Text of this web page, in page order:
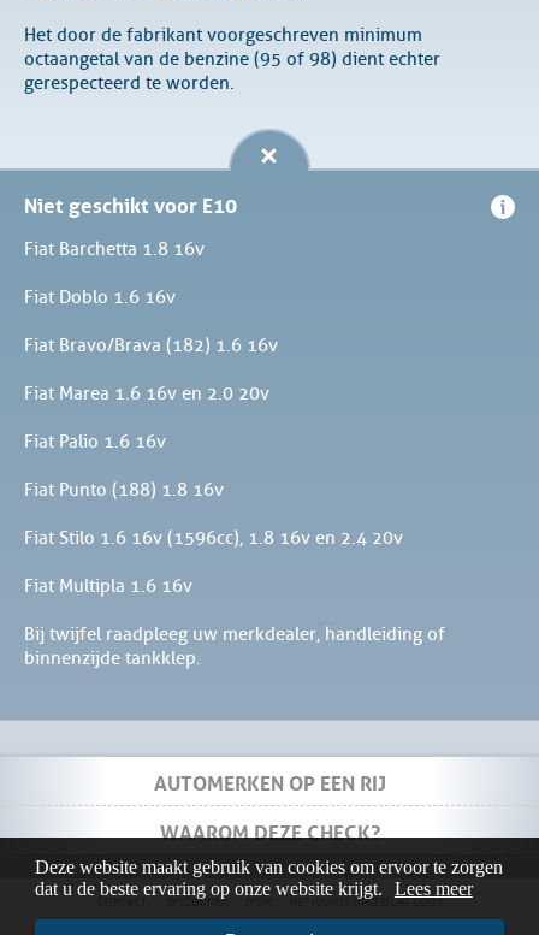
Het door de fabrikant voorgeschreven minimum
octaangetal van de benzine (95 of 98) dient echter
gerespecteerd te worden.
Niet geschikt voor E10
Fiat Barchetta 1.8 16v
Fiat Doblo 1.6 16v
Fiat Bravo/Brava (182) 1.6 16v
Fiat Marea 1.6 16v en 2.0 20v
Fiat Palio 1.6 16v
Fiat Punto (188) 1.8 16v
Fiat Stilo 1.6 16v (1596cc), 1.8 16v en 2.4 20v
Fiat Multipla 1.6 16v
Bij twijfel raadpleeg uw merkdealer, handleiding of
binnenzijde tankklep.
AUTOMERKEN OP EEN RIJ
WAAROM DEZE CHECK?
Deze website maakt gebruik van cookies om ervoor te zorgen
dat u de beste ervaring op onze website krijgt.
Lees meer
DISCLAIMER HET IVDM IS OPGERICHT DOOR